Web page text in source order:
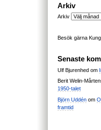
Arkiv
Arkiv
Besök gärna
Senaste
Ulf Bjurenhed om
Berit Welin-
1950-talet
Björn Uddén om
framtid